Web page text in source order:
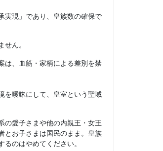
実現」であり、皇族数の確保で
ん。
は、血筋・家柄による差別を禁
を曖昧にして、皇室という聖域
の愛子さまや他の内親王・女王
とお子さまは国民のまま。皇族
のはやめてください。